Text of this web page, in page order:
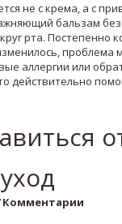
не с крема, а с
бальзам
рта. Постепенно
аллергии или
действительно
Комментарии